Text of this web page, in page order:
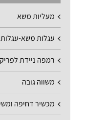
מעליות משא
עגלות משא-
רמפה ניידת
משווה גובה
מכשיר דחיפה